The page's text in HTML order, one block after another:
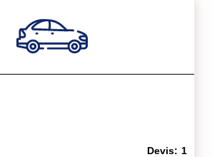
Devis 1